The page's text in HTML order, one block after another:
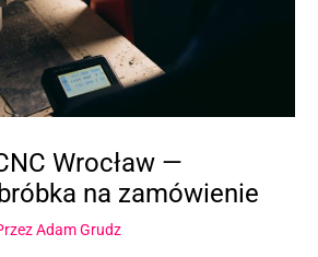
Wrocław —
na zamówienie
Adam Grudz